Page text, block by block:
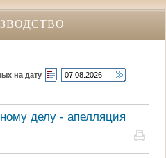
на дату
делу - апелляция